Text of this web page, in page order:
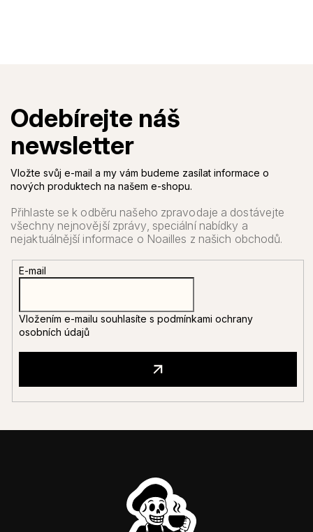
Vložte svůj e-mail a my vám budeme zasílat informace o
nových produktech na našem e-shopu.
E-mail
Vložením e-mailu souhlasíte s podmínkami ochrany
osobních údajů